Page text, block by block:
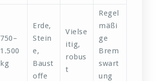
750–
1.500
kg
Erde,
Stein
e,
Baust
offe
Vielse
itig,
robus
t
Regel
mäßi
ge
Brem
swart
ung